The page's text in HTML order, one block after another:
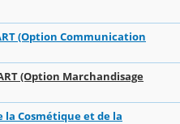
(Option Communication
(Option Marchandisage
la Cosmétique et de la